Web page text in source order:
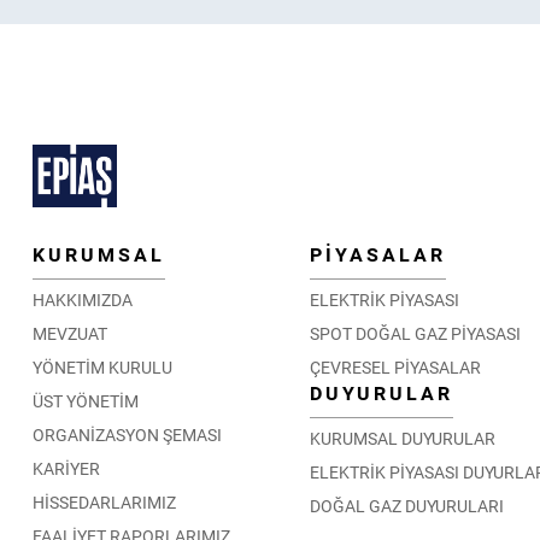
KURUMSAL
HAKKIMIZDA
MEVZUAT
YÖNETİM KURULU
ÜST YÖNETİM
ORGANİZASYON ŞEMASI
KARİYER
HİSSEDARLARIMIZ
PİYASALAR
ELEKTRİK PİYASASI
SPOT DOĞAL GAZ PİYASASI
ÇEVRESEL PİYASALAR
DUYURULAR
KURUMSAL DUYURULAR
ELEKTRİK PİYASASI
DOĞAL GAZ DUYURULARI